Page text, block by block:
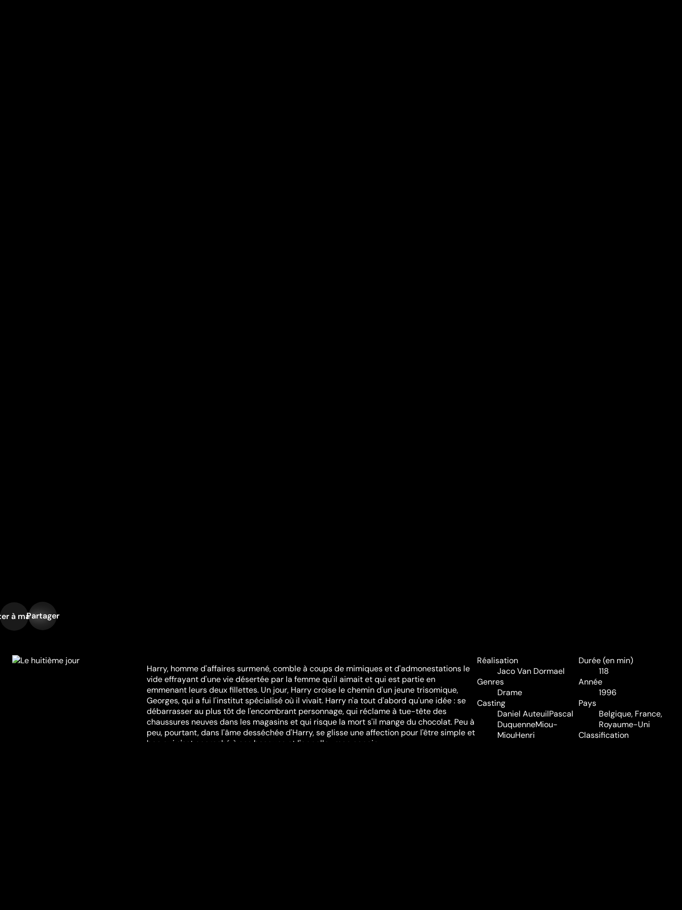
à ma liste
Partager
Harry, homme d'affaires surmené, comble à coups de mimiques et d'admonestations le
vide effrayant d'une vie désertée par la femme qu'il aimait et qui est partie en
emmenant leurs deux fillettes. Un jour, Harry croise le chemin d'un jeune trisomique,
Georges, qui a fui l'institut spécialisé où il vivait. Harry n'a tout d'abord qu'une idée : se
débarrasser au plus tôt de l'encombrant personnage, qui réclame à tue-tête des
chaussures neuves dans les magasins et qui risque la mort s'il mange du chocolat. Peu à
peu, pourtant, dans l'âme desséchée d'Harry, se glisse une affection pour l'être simple et
bon qui s'est accroché à ses basques et l'appelle «mon copain»...
Réalisation
Jaco Van Dormael
Genres
Drame
Casting
Daniel AuteuilPascal
DuquenneMiou-
MiouHenri
Durée (en min)
118
Année
1996
Pays
Belgique, France,
Royaume-Uni
Classification